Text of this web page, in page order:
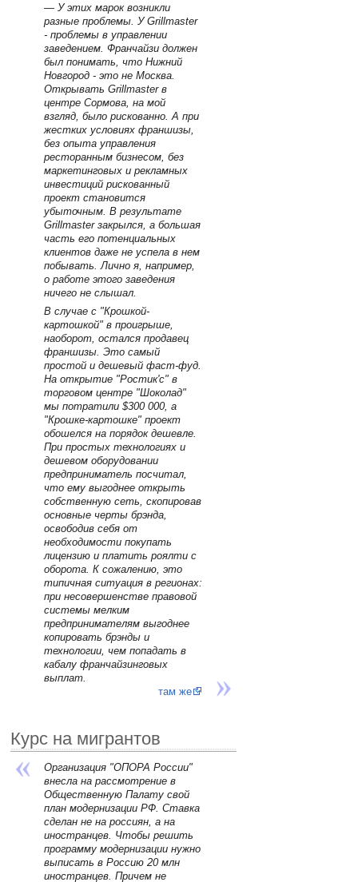
— У этих марок возникли
разные проблемы. У Grillmaster
- проблемы в управлении
заведением. Франчайзи должен
был понимать, что Нижний
Новгород - это не Москва.
Открывать Grillmaster в
центре Сормова, на мой
взгляд, было рискованно. А при
жестких условиях франшизы,
без опыта управления
ресторанным бизнесом, без
маркетинговых и рекламных
инвестиций рискованный
проект становится
убыточным. В результате
Grillmaster закрылся, а большая
часть его потенциальных
клиентов даже не успела в нем
побывать. Лично я, например,
о работе этого заведения
ничего не слышал.
В случае с "Крошкой-
картошкой" в проигрыше,
наоборот, остался продавец
франшизы. Это самый
простой и дешевый фаст-фуд.
На открытие "Ростик'с" в
торговом центре "Шоколад"
мы потратили $300 000, а
"Крошке-картошке" проект
обошелся на порядок дешевле.
При простых технологиях и
дешевом оборудовании
предприниматель посчитал,
что ему выгоднее открыть
собственную сеть, скопировав
основные черты брэнда,
освободив себя от
необходимости покупать
лицензию и платить роялти с
оборота. К сожалению, это
типичная ситуация в регионах:
при несовершенстве правовой
системы мелким
предпринимателям выгоднее
копировать брэнды и
технологии, чем попадать в
кабалу франчайзинговых
выплат.
там же
Курс на мигрантов
Организация "ОПОРА России"
внесла на рассмотрение в
Общественную Палату свой
план модернизации РФ. Ставка
сделан не на россиян, а на
иностранцев. Чтобы решить
программу модернизации нужно
выписать в Россию 20 млн
иностранцев. Причем не